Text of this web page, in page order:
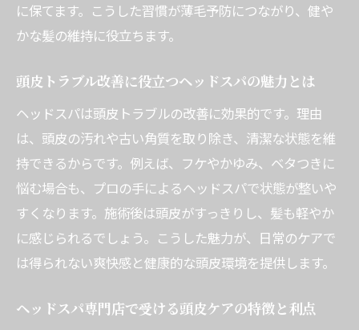
に保てます。こうした習慣が薄毛予防につながり、健や
かな髪の維持に役立ちます。
頭皮トラブル改善に役立つヘッドスパの魅力とは
ヘッドスパは頭皮トラブルの改善に効果的です。理由
は、頭皮の汚れや古い角質を取り除き、清潔な状態を維
持できるからです。例えば、フケやかゆみ、ベタつきに
悩む場合も、プロの手によるヘッドスパで状態が整いや
すくなります。施術後は頭皮がすっきりし、髪も軽やか
に感じられるでしょう。こうした魅力が、日常のケアで
は得られない爽快感と健康的な頭皮環境を提供します。
ヘッドスパ専門店で受ける頭皮ケアの特徴と利点